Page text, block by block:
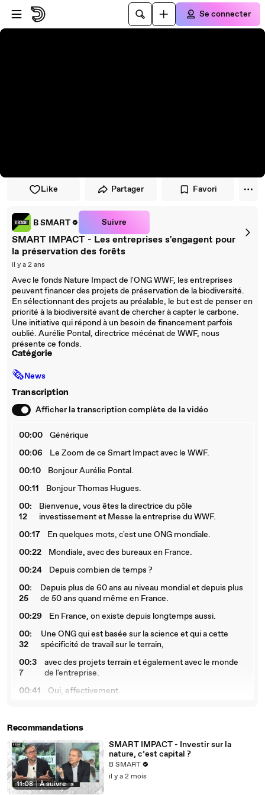
Passer au player
Passer au contenu principal
Se connecter
Like Partager Favori
B SMART Suivre
SMART IMPACT - Les entreprises s'engagent pour
la préservation des forêts
il y a 2 ans
Avec le fonds Nature Impact de l'ONG WWF, les entreprises
peuvent financer des projets de préservation de la biodiversité.
En sélectionnant des projets au préalable, le but est de penser en
priorité à la biodiversité avant de chercher à capter le carbone.
Une initiative qui répond à un besoin de financement parfois
oublié. Aurélie Pontal, directrice mécénat de WWF, nous
présente ce fonds.
Catégorie
🗞News
Transcription
Afficher la transcription complète de la vidéo
00:00
Générique
00:06
Le Zoom de ce Smart Impact avec le WWF.
00:10
Bonjour Aurélie Pontal.
00:11
Bonjour Thomas Hugues.
00:
12
Bienvenue, vous êtes la directrice du pôle
investissement et Messe la entreprise du WWF.
00:17
En quelques mots, c'est une ONG mondiale.
00:22
Mondiale, avec des bureaux en France.
00:24
Depuis combien de temps ?
00:
25
Depuis plus de 60 ans au niveau mondial et depuis plus
de 50 ans quand même en France.
00:29
En France, on existe depuis longtemps aussi.
00:
32
Une ONG qui est basée sur la science et qui a cette
spécificité de travail sur le terrain,
00:3
7
avec des projets terrain et également avec le monde
de l'entreprise.
00:41
Oui, effectivement.
48
de défense de la biodiversité ?
00:
54
On parle de financement, de projet à l'échelle, de
projet de préservation des forêts.
Recommandations
11:08 | À suivre
SMART IMPACT - Investir sur la
nature, c’est capital ?
B SMART
il y a 2 mois